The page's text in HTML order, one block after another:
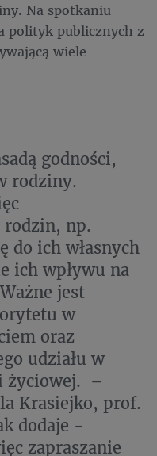
Na spotkaniu
polityk publicznych z
wiele
godności,
rodziny.
rodzin, np.
do ich własnych
ich wpływu na
jest
w
oraz
udziału w
życiowej. –
Krasiejko, prof.
dodaje -
zapraszanie